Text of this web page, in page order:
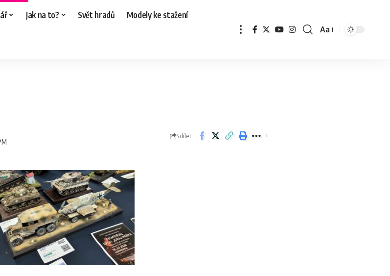
Jak na to? Svět hradů Modely ke stažení
Aa
Sdílet